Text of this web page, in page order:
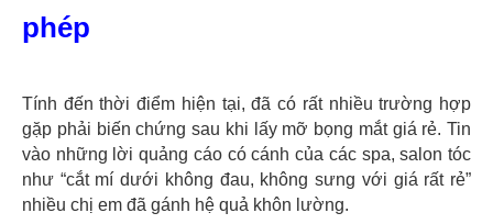
phép
Tính đến thời điểm hiện tại, đã có rất nhiều trường hợp
gặp phải biến chứng sau khi lấy mỡ bọng mắt giá rẻ. Tin
vào những lời quảng cáo có cánh của các spa, salon tóc
như “cắt mí dưới không đau, không sưng với giá rất rẻ”
nhiều chị em đã gánh hệ quả khôn lường.